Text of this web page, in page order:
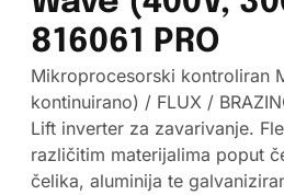
816061 PRO
Mikroprocesorski kontroliran
kontinuirano) / FLUX /
Lift inverter za zavarivanje.
različitim materijalima poput
čelika, aluminija te